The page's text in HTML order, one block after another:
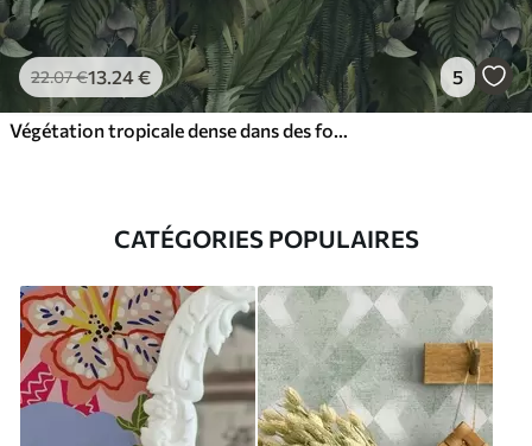
22.07€13.24€ 5
Végétation tropicale dense dans des fourrés d'un vert profond
CATÉGORIES POPULAIRES